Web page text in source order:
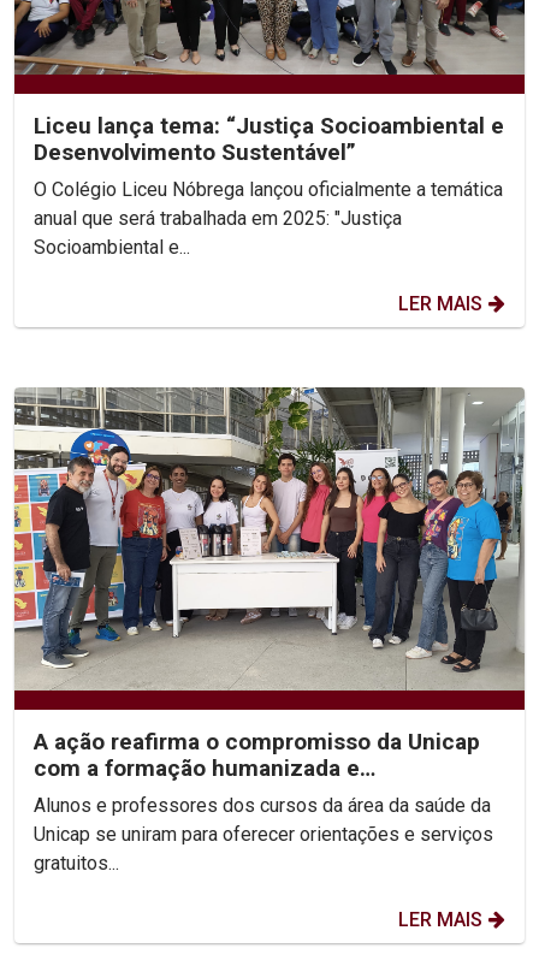
Liceu lança tema: “Justiça Socioambiental e
Desenvolvimento Sustentável”
O Colégio Liceu Nóbrega lançou oficialmente a temática
anual que será trabalhada em 2025: "Justiça
Socioambiental e...
LER MAIS
A ação reafirma o compromisso da Unicap
com a formação humanizada e
transformadora dos futuros...
Alunos e professores dos cursos da área da saúde da
Unicap se uniram para oferecer orientações e serviços
gratuitos...
LER MAIS